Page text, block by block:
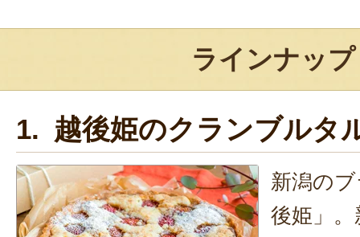
ラインナップ
1. 越後姫のクランブルタ
新潟の
後姫」